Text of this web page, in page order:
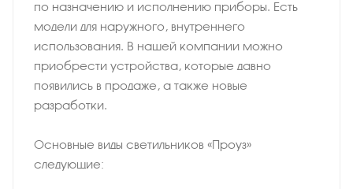
по назначению и исполнению приборы. Есть
модели для наружного, внутреннего
использования. В нашей компании можно
приобрести устройства, которые давно
появились в продаже, а также новые
разработки.
Основные виды светильников «Проуз»
следующие: